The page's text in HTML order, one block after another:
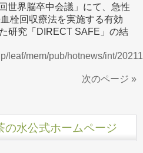
世界脳卒中会議」にて、急性
栓回収療法を実施する有効
研究「DIRECT SAFE」の結
leaf/mem/pub/hotnews/int/
次のページ »
の水公式ホームページ